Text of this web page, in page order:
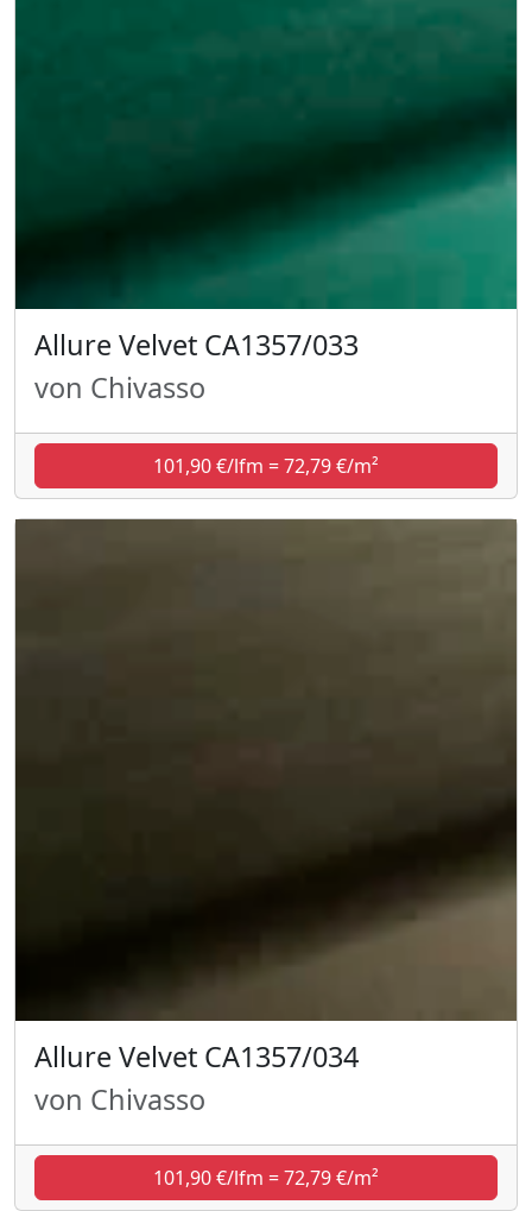
Allure Velvet CA1357/033
von Chivasso
101,90 €/lfm = 72,79 €/m²
Allure Velvet CA1357/034
von Chivasso
101,90 €/lfm = 72,79 €/m²